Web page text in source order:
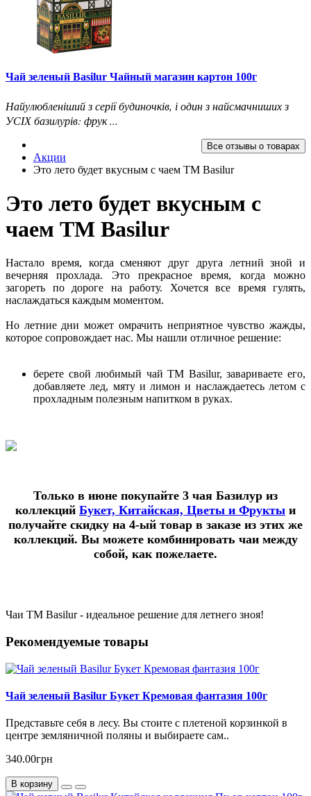
Чай зеленый Basilur Чайный магазин картон 100г
Найулюбленіший з серії будиночків, і один з найсмачниших з
УСІХ базилурів: фрук ...
Все отзывы о товарах
Акции
Это лето будет вкусным с чаем ТМ Basilur
Это лето будет вкусным с
чаем ТМ Basilur
Настало время, когда сменяют друг друга летний зной и
вечерняя прохлада. Это прекрасное время, когда можно
загореть по дороге на работу. Хочется все время гулять,
наслаждаться каждым моментом.
Но летние дни может омрачить неприятное чувство жажды,
которое сопровождает нас. Мы нашли отличное решение:
берете свой любимый чай ТМ Basilur, завариваете его,
добавляете лед, мяту и лимон и наслаждаетесь летом с
прохладным полезным напитком в руках.
Только в июне покупайте 3 чая Базилур из
коллекций Букет, Китайская, Цветы и Фрукты и
получайте скидку на 4-ый товар в заказе из этих же
коллекций. Вы можете комбинировать чаи между
собой, как пожелаете.
Чаи ТМ Basilur - идеальное решение для летнего зноя!
Рекомендуемые товары
Чай зеленый Basilur Букет Кремовая фантазия 100г
Представьте себя в лесу. Вы стоите с плетеной корзинкой в
центре земляничной поляны и выбираете сам..
340.00грн
В корзину